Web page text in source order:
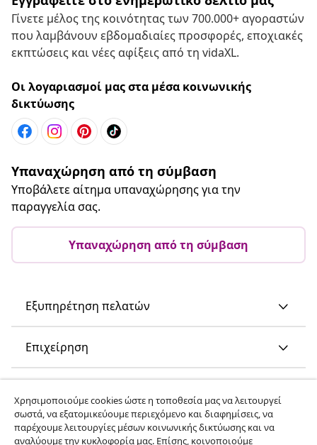
Γίνετε μέλος της κοινότητας των 700.000+ αγοραστών
που λαμβάνουν εβδομαδιαίες προσφορές, εποχιακές
εκπτώσεις και νέες αφίξεις από τη vidaXL.
Οι λογαριασμοί μας στα μέσα κοινωνικής
δικτύωσης
Υπαναχώρηση από τη σύμβαση
Υποβάλετε αίτημα υπαναχώρησης για την
παραγγελία σας.
Υπαναχώρηση από τη σύμβαση
Εξυπηρέτηση πελατών
Επιχείρηση
Ανακαλύψτε περισσότερα
Χρησιμοποιούμε cookies ώστε η τοποθεσία μας να λειτουργεί
σωστά, να εξατομικεύουμε περιεχόμενο και διαφημίσεις, να
παρέχουμε λειτουργίες μέσων κοινωνικής δικτύωσης και να
αναλύουμε την κυκλοφορία μας. Επίσης, κοινοποιούμε